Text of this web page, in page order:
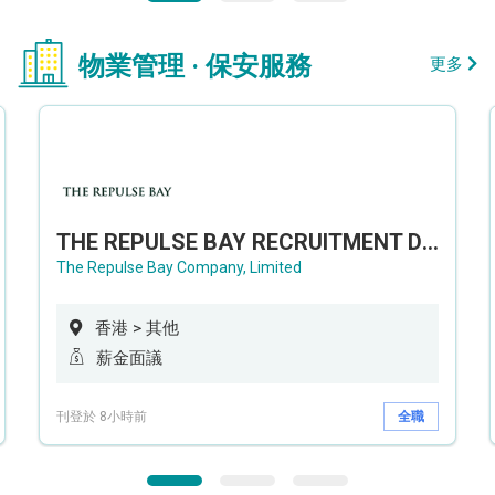
物業管理 · 保安服務 更多
THE REPULSE BAY RECRUITMENT DAY 淺水灣影灣園人才招聘會
The Repulse Bay Company, Limited
香港 > 其他
薪金面議
刊登於 8小時前 全職